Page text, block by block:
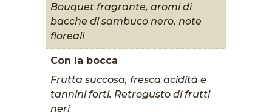
Bouquet fragrante, aromi di
bacche di sambuco nero, note
floreali
Con la bocca
Frutta succosa, fresca acidità e
tannini forti. Retrogusto di frutti
neri